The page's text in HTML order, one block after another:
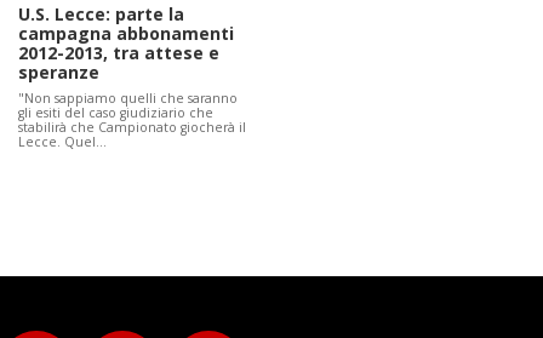
U.S. Lecce: parte la
campagna abbonamenti
2012-2013, tra attese e
speranze
"Non sappiamo quelli che saranno
gli esiti del caso giudiziario che
stabilirà che Campionato giocherà il
Lecce. Quel…